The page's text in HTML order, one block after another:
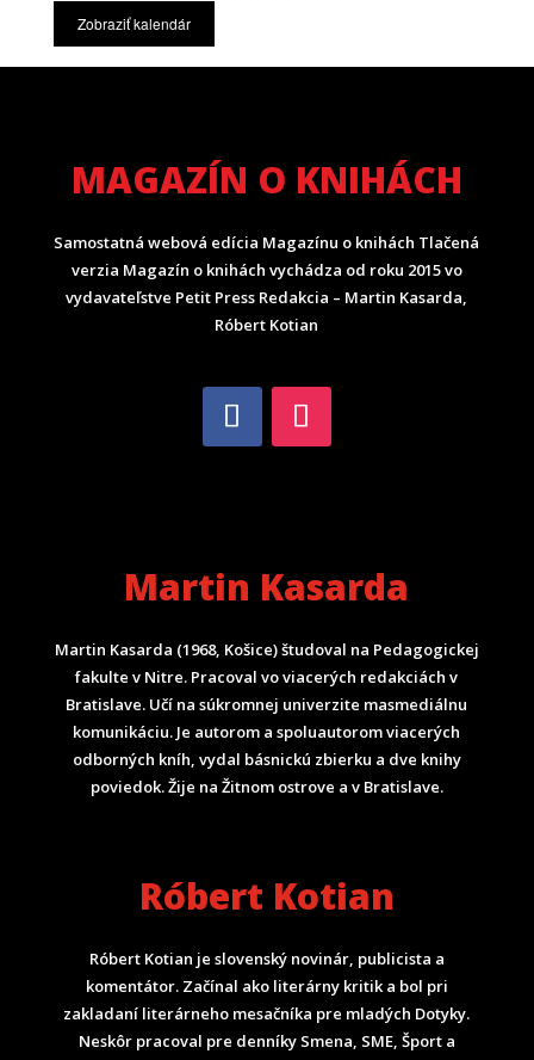
Zobraziť kalendár
MAGAZÍN O KNIHÁCH
Samostatná webová edícia Magazínu o knihách Tlačená
verzia Magazín o knihách vychádza od roku 2015 vo
vydavateľstve Petit Press Redakcia – Martin Kasarda,
Róbert Kotian
Martin Kasarda
Martin Kasarda (1968, Košice) študoval na Pedagogickej
fakulte v Nitre. Pracoval vo viacerých redakciách v
Bratislave. Učí na súkromnej univerzite masmediálnu
komunikáciu. Je autorom a spoluautorom viacerých
odborných kníh, vydal básnickú zbierku a dve knihy
poviedok. Žije na Žitnom ostrove a v Bratislave.
Róbert Kotian
Róbert Kotian je slovenský novinár, publicista a
komentátor. Začínal ako literárny kritik a bol pri
zakladaní literárneho mesačníka pre mladých Dotyky.
Neskôr pracoval pre denníky Smena, SME, Šport a